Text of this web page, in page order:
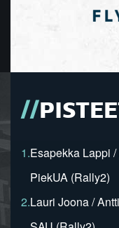
1.Esapekka Lappi
PiekUA (Rally2)
2.Lauri Joona /